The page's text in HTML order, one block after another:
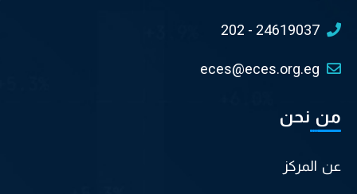
202 - 24619037
eces@eces.org.eg
من نحن
عن المركز